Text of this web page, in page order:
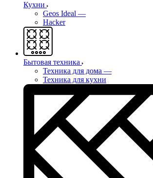
Кухни
Geos Ideal —
Hacker
Бытовая техника
Техника для дома —
Техника для кухни